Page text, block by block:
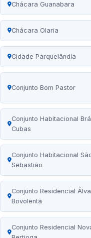
Chácara Guanabara
Chácara Olaria
Cidade Parquelândia
Conjunto Bom Pastor
Conjunto Habitacional
Cubas
Conjunto Habitacional
Sebastião
Conjunto Residencial
Bovolenta
Conjunto Residencial